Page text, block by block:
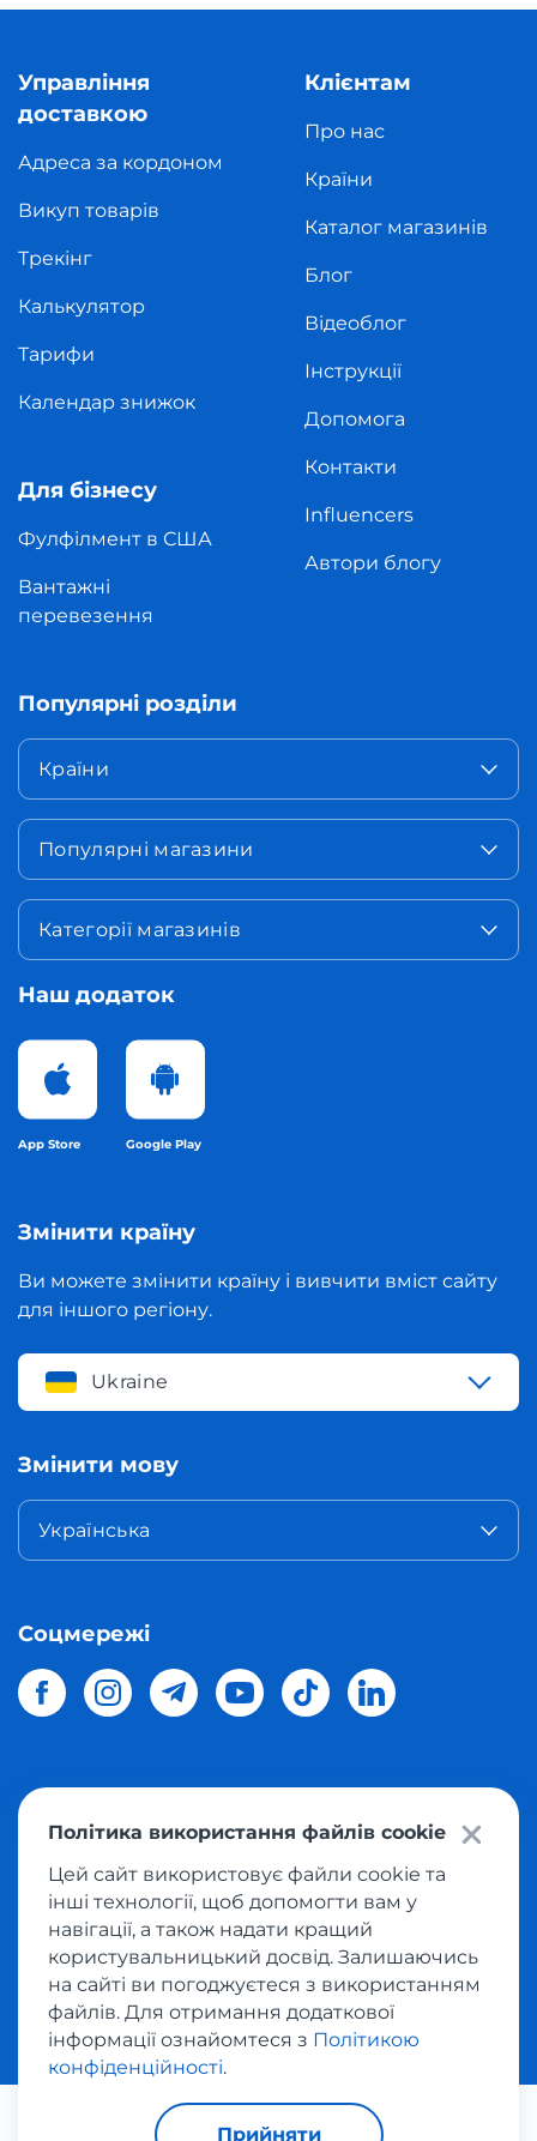
Управління
доставкою
Адреса за кордоном
Викуп товарів
Трекінг
Калькулятор
Тарифи
Календар знижок
Для бізнесу
Фулфілмент в США
Вантажні
перевезення
Клієнтам
Про нас
Країни
Каталог магазинів
Блог
Відеоблог
Інструкції
Допомога
Контакти
Influencers
Автори блогу
Популярні розділи
Країни
Популярні магазини
Категорії магазинів
Наш додаток
App Store Google Play
Змінити країну
Ви можете змінити країну і вивчити вміст сайту
для іншого регіону.
Ukraine
Змінити мову
Українська
Соцмережі
магазинів світу в Україну.Всі права захищені
Політика конфіденційності
Публічна оферта
Умови користування сервісом викупу товарів
За транзакції відповідає:
Політика використання файлів cookie
Цей сайт використовує файли cookie та
інші технології, щоб допомогти вам у
навігації, а також надати кращий
користувальницький досвід. Залишаючись
на сайті ви погоджуєтеся з використанням
файлів. Для отримання додаткової
інформації ознайомтеся з Політикою
конфіденційності.
Прийняти